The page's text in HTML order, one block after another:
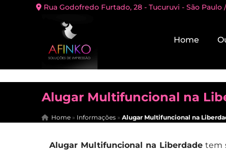
Rua Godofredo Furtado, 28 - Tucuruvi - São Paulo
Home
Alugar Multifuncional na
Home » Informações »Alugar Multifuncional na
Alugar Multifuncional na Liberdade tem